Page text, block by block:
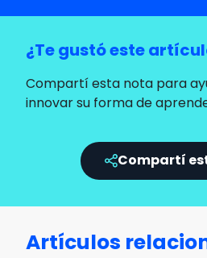
¿Te gustó este
Compartí esta nota para
innovar su forma de
Compartí
Artículos